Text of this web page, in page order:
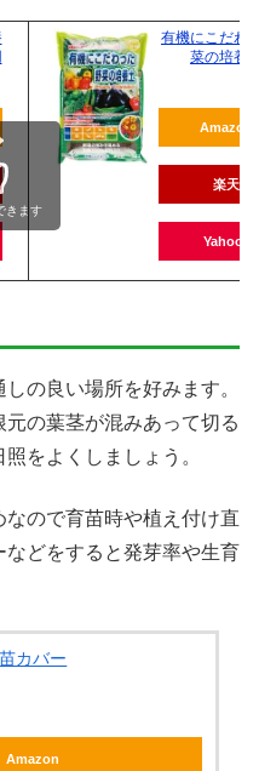
有機にこだわ
菜の培養
Amazon
楽天
Yahoo!
きます
の良い場所を好みます。
の葉茎が混みあって切る
をよくしましょう。
ので育苗時や植え付け直
どをすると発芽率や生育
苗カバー
Amazon